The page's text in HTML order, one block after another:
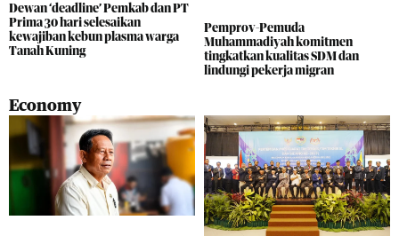
Dewan ‘deadline’ Pemkab dan PT
Prima 30 hari selesaikan
kewajiban kebun plasma warga
Tanah Kuning
Pemprov-Pemuda
Muhammadiyah komitmen
tingkatkan kualitas SDM dan
lindungi pekerja migran
Economy